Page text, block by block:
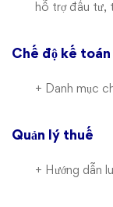
25/01/
hỗ trợ đầu tư,
Chế độ kế
+ Danh mục
Quản lý thuế
+ Hướng dẫn